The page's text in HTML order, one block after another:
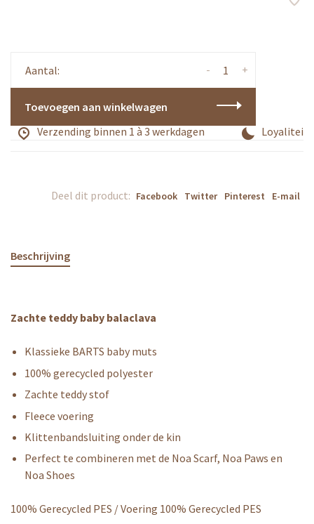
Aantal: +
-
Toevoegen aan winkelwagen
Verzending binnen 1 à 3 werkdagen
Deel dit product: Facebook Twitter Pinterest E-mail
Beschrijving
Zachte teddy baby balaclava
Klassieke BARTS baby muts
100% gerecycled polyester
Zachte teddy stof
Fleece voering
Klittenbandsluiting onder de kin
Perfect te combineren met de Noa Scarf, Noa Paws en
Noa Shoes
100% Gerecycled PES / Voering 100% Gerecycled PES